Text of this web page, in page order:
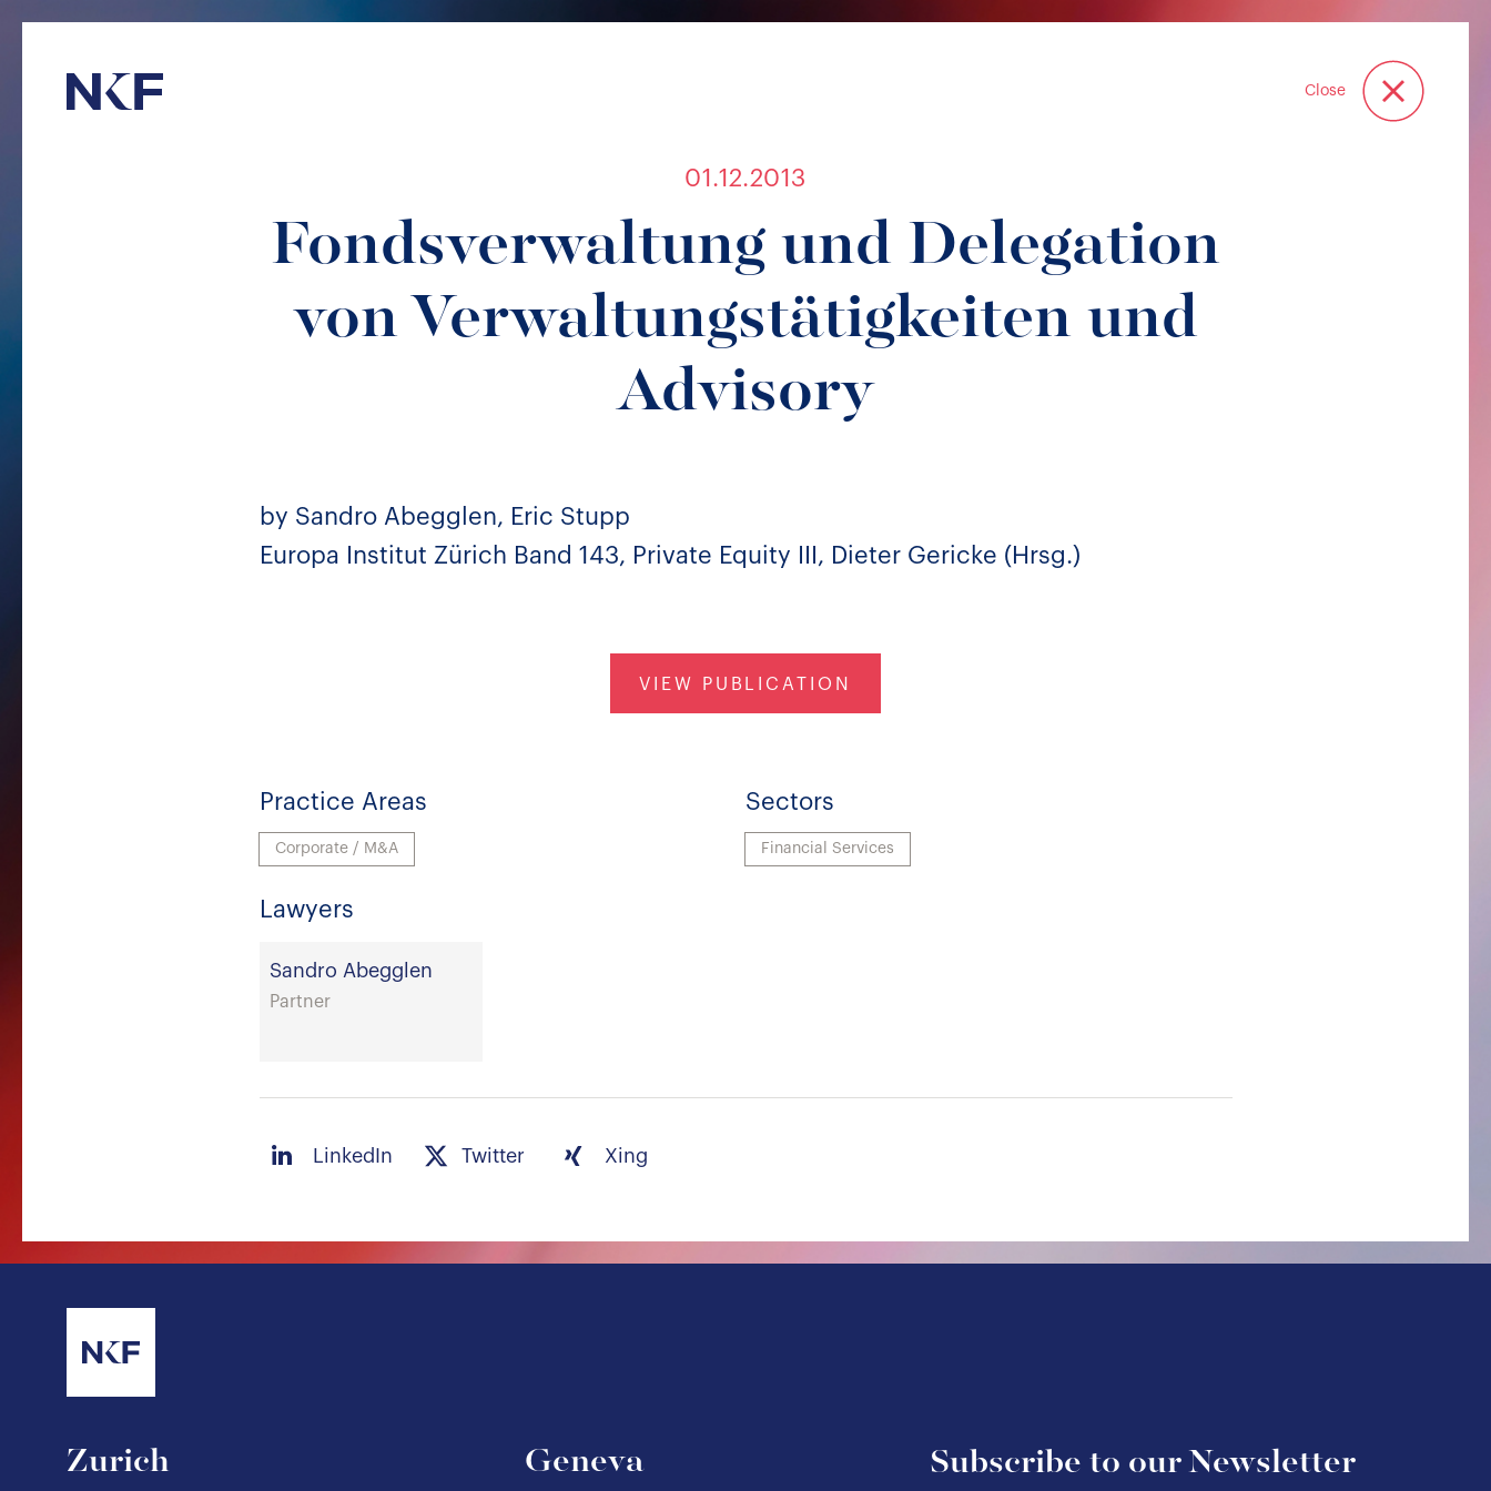
Niederer Kraft & Frey Close
01.12.2013
Fondsverwaltung und Delegation
von Verwaltungstätigkeiten und
Advisory
by Sandro Abegglen, Eric Stupp
Europa Institut Zürich Band 143, Private Equity III, Dieter Gericke (Hrsg.)
VIEW PUBLICATION
Practice Areas
Corporate / M&A
Sectors
Financial Services
Lawyers
Sandro Abegglen
Partner
LinkedIn Twitter Xing
Zurich Geneva Subscribe to our Newsletter